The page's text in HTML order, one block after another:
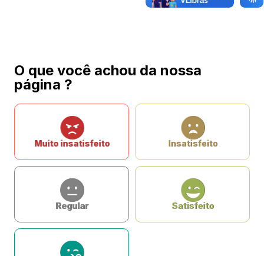
O que você achou da nossa
página ?
Muito insatisfeito Insatisfeito
Regular Satisfeito